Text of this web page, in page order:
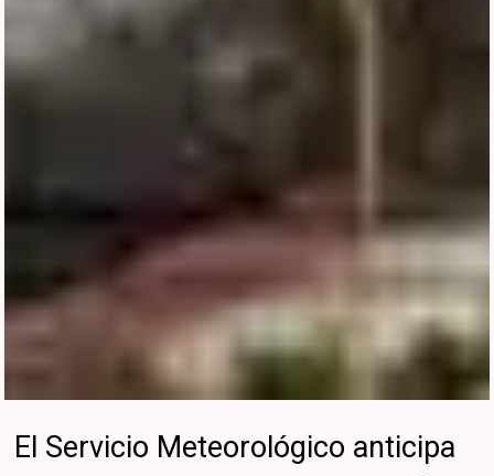
El Servicio Meteorológico anticipa